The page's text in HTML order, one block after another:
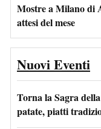
Mostre a Milano di
attesi del mese
Nuovi Eventi
Torna la Sagra
patate, piatti